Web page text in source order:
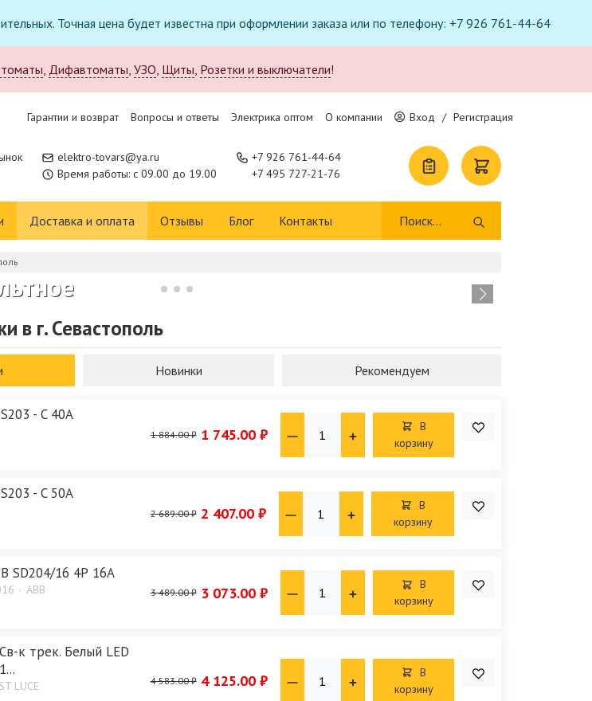
Точная цена будет известна при оформлении заказа или по телефону: +7 926 761-44-64
, Дифавтоматы, УЗО, Щиты, Розетки и выключатели!
Гарантии и возврат Вопросы и ответы Электрика оптом О компании Вход / Регистрация
elektro-tovars@ya.ru
Время работы: с 09.00 до 19.00
+7 926 761-44-64
+7 495 727-21-76
Доставка и оплата Отзывы Блог Контакты
в
CHINT
в г. Севастополь
Новинки Рекомендуем
- C 40A
1 884.00 ₽ 1 745.00 ₽
корзину
- C 50A
2 689.00 ₽ 2 407.00 ₽
корзину
SD204/16 4Р 16А
ABB 3 489.00 ₽ 3 073.00 ₽
корзину
к трек. Белый LED
ST LUCE 4 583.00 ₽ 4 125.00 ₽
корзину